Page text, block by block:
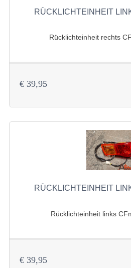
KETTING EN
STOSSDÄMPFER
WERKZEUGE
ZUBEHÖR
SEGWAY
RÜCKLICHTEINHEIT
Rücklichteinheit rechts
€ 39,95
RÜCKLICHTEINHEIT
Rücklichteinheit links
€ 39,95